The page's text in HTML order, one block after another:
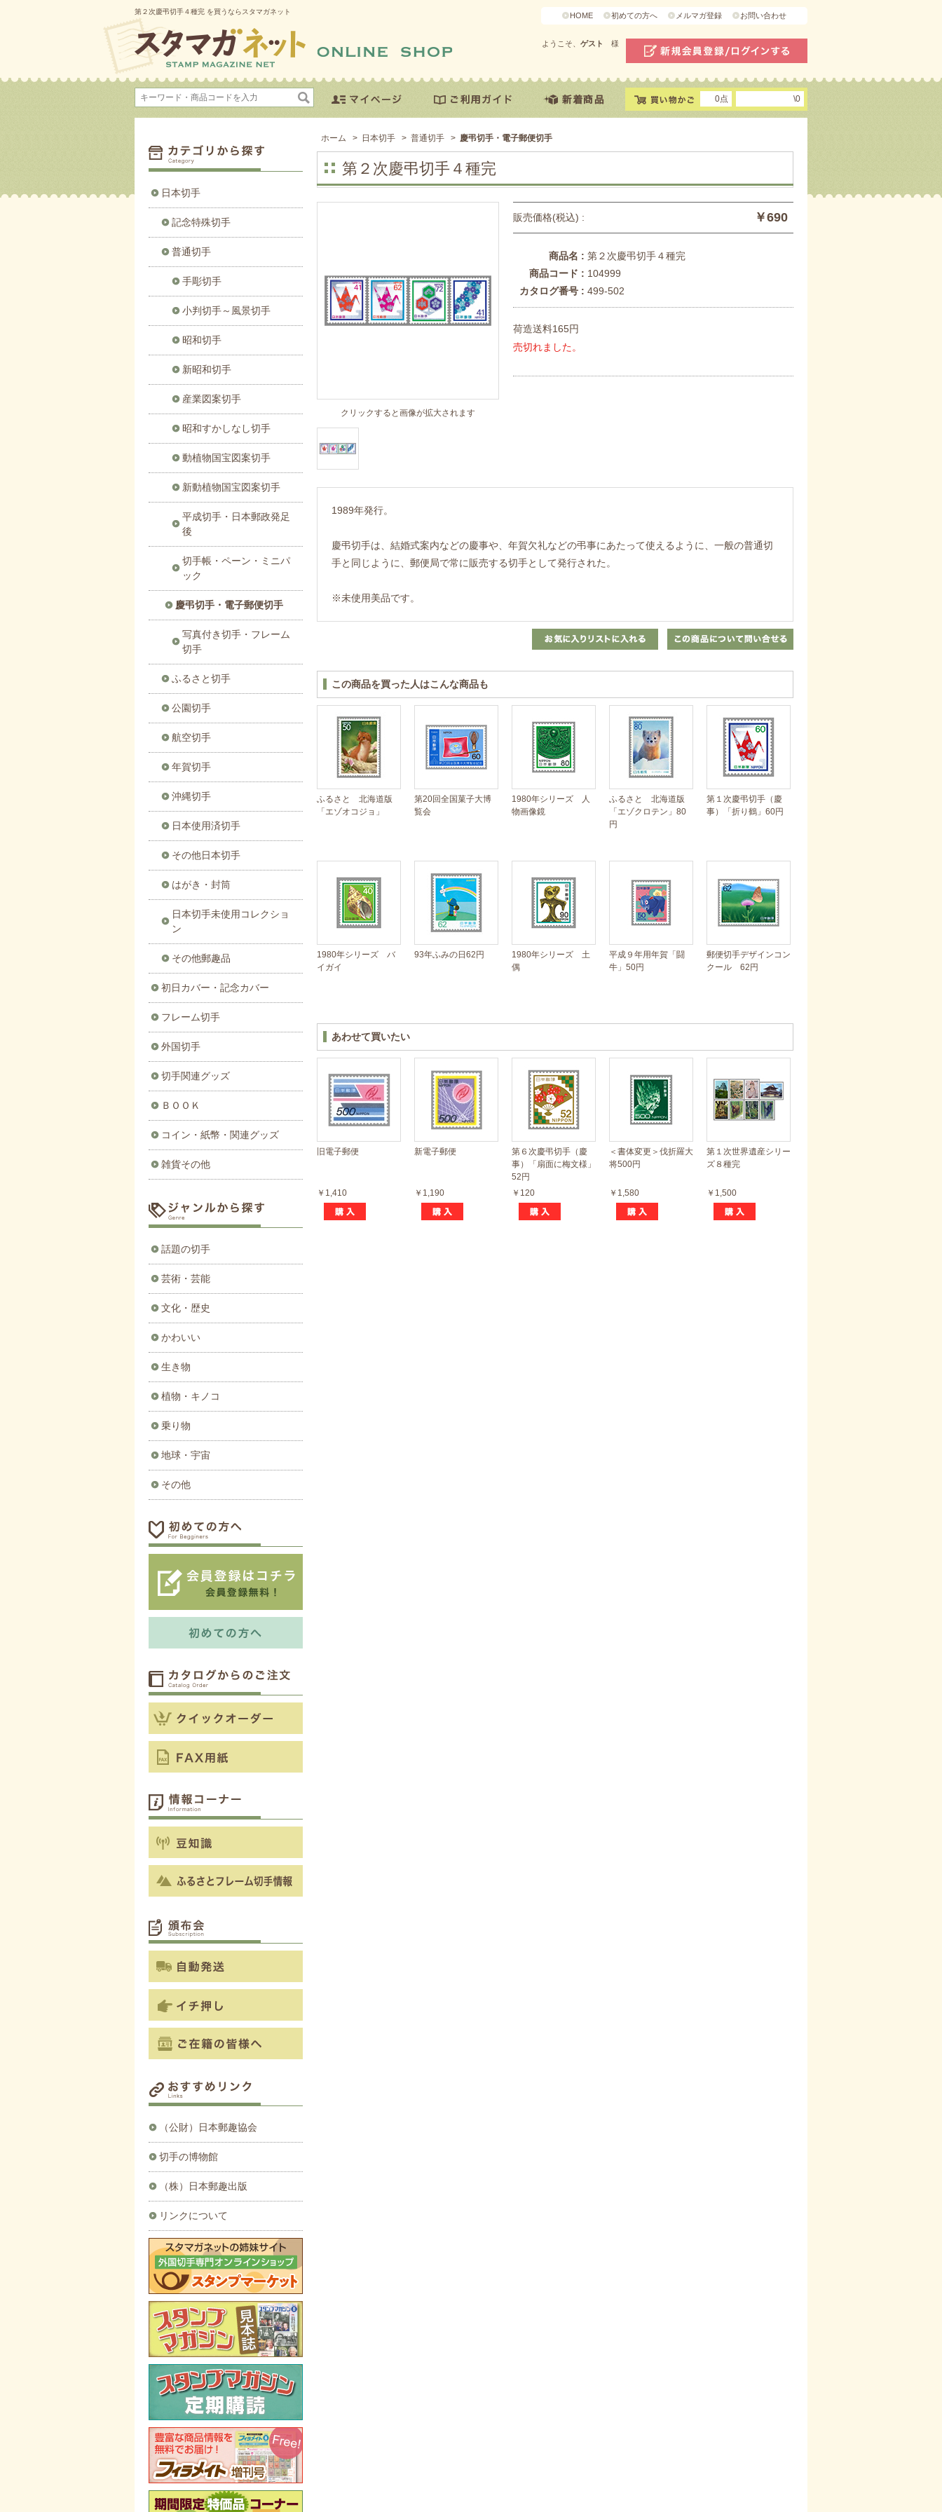
第２次慶弔切手４種完 を買うならスタマガネット HOME 初めての方へ メルマガ登録 お問い合わせ
ようこそ、 ゲスト 様
0点 \0
ホーム > 日本切手 > 普通切手 > 慶弔切手・電子郵便切手
第２次慶弔切手４種完
クリックすると画像が拡大されます
販売価格(税込) : ￥690
商品名 : 第２次慶弔切手４種完
商品コード : 104999
カタログ番号 : 499-502
荷造送料165円
売切れました。
1989年発行。
慶弔切手は、結婚式案内などの慶事や、年賀欠礼などの弔事にあたって使えるように、一般の普通切
手と同じように、郵便局で常に販売する切手として発行された。
※未使用美品です。
この商品を買った人はこんな商品も
ふるさと 北海道版
「エゾオコジョ」
第20回全国菓子大博
覧会
1980年シリーズ 人
物画像鏡
ふるさと 北海道版
「エゾクロテン」80
円
第１次慶弔切手（慶
事）「折り鶴」60円
1980年シリーズ バ
イガイ
93年ふみの日62円
1980年シリーズ 土
偶
平成９年用年賀「闘
牛」50円
郵便切手デザインコン
クール 62円
あわせて買いたい
旧電子郵便
￥1,410
新電子郵便
￥1,190
第６次慶弔切手（慶
事）「扇面に梅文様」
52円
￥120
＜書体変更＞伐折羅大
将500円
￥1,580
第１次世界遺産シリー
ズ８種完
￥1,500
日本切手
記念特殊切手
普通切手
手彫切手
小判切手～風景切手
昭和切手
新昭和切手
産業図案切手
昭和すかしなし切手
動植物国宝図案切手
新動植物国宝図案切手
平成切手・日本郵政発足
後
切手帳・ペーン・ミニパ
ック
慶弔切手・電子郵便切手
写真付き切手・フレーム
切手
ふるさと切手
公園切手
航空切手
年賀切手
沖縄切手
日本使用済切手
その他日本切手
はがき・封筒
日本切手未使用コレクショ
ン
その他郵趣品
初日カバー・記念カバー
フレーム切手
外国切手
切手関連グッズ
ＢＯＯＫ
コイン・紙幣・関連グッズ
雑貨その他
話題の切手
芸術・芸能
文化・歴史
かわいい
生き物
植物・キノコ
乗り物
地球・宇宙
その他
（公財）日本郵趣協会
切手の博物館
（株）日本郵趣出版
リンクについて